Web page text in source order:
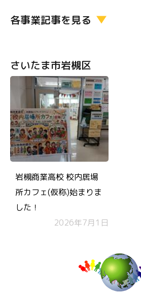
各事業記事を見る
さいたま市岩槻区
岩槻商業高校 校内居場
所カフェ(仮称)始まりま
した！
2026年7月1日